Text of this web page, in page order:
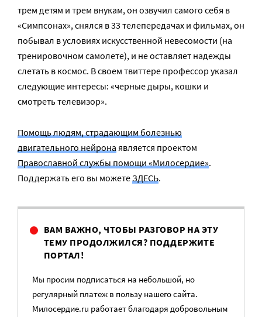
трем детям и трем внукам, он озвучил самого себя в
«Симпсонах», снялся в 33 телепередачах и фильмах, он
побывал в условиях искусственной невесомости (на
тренировочном самолете), и не оставляет надежды
слетать в космос. В своем твиттере профессор указал
следующие интересы: «черные дыры, кошки и
смотреть телевизор».
Помощь людям, страдающим болезнью
двигательного нейронаявляется проектом
Православной службы помощи «Милосердие».
Поддержать его вы можетеЗДЕСЬ.
ВАМ ВАЖНО, ЧТОБЫ РАЗГОВОР НА ЭТУ
ТЕМУ ПРОДОЛЖИЛСЯ? ПОДДЕРЖИТЕ
ПОРТАЛ!
Мы просим подписаться на небольшой, но
регулярный платеж в пользу нашего сайта.
Милосердие.ru работает благодаря добровольным